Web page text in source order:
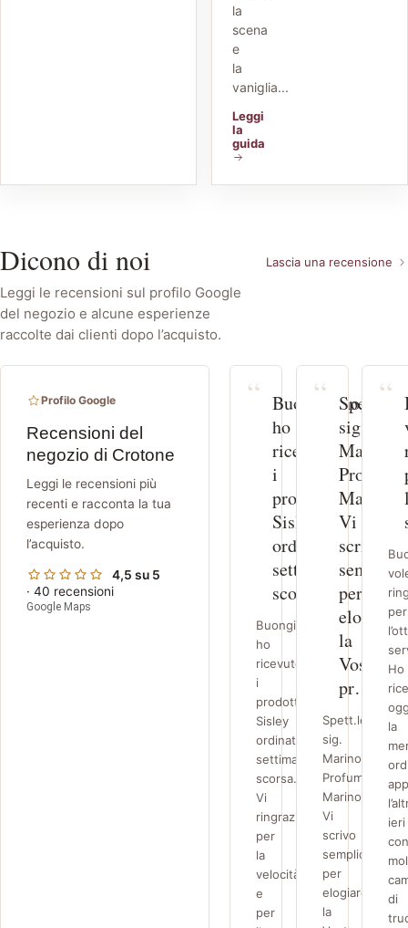
la
scena
e
la
vaniglia...
Leggi
la
guida
Dicono di noi
Leggi le recensioni sul profilo Google
del negozio e alcune esperienze
raccolte dai clienti dopo l’acquisto.
Lascia una recensione
Profilo Google
Recensioni del
negozio di Crotone
Leggi le recensioni più
recenti e racconta la tua
esperienza dopo
l’acquisto.
4,5 su 5
· 40 recensioni
Google Maps
Buongiorno,
ho
ricevuto
i
prodotti
Sisley
ordinati
settimana
scorsa.
Buongiorno,
ho
ricevuto
i
prodotti
Sisley
ordinati
settimana
scorsa.
Vi
ringrazio
per
la
velocità
e
per
Spett.le
sig.
Marino/
Marino,
Vi
scrivo
per
elogiare
la
Vostra
pr…
Spett.le
sig.
Marino/Staff
Profumeria
Marino,
Vi
scrivo
semplicemente
per
elogiare
la
per
Ho
la
ieri
di